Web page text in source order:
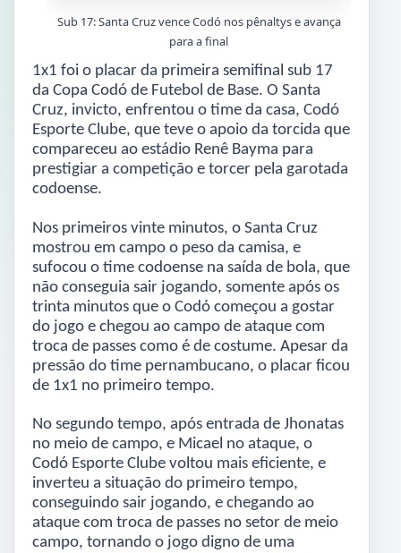
Sub 17: Santa Cruz vence Codó nos pênaltys e avança
para a final
1x1 foi o placar da primeira semifinal sub 17
da Copa Codó de Futebol de Base. O Santa
Cruz, invicto, enfrentou o time da casa, Codó
Esporte Clube, que teve o apoio da torcida que
compareceu ao estádio Renê Bayma para
prestigiar a competição e torcer pela garotada
codoense.
Nos primeiros vinte minutos, o Santa Cruz
mostrou em campo o peso da camisa, e
sufocou o time codoense na saída de bola, que
não conseguia sair jogando, somente após os
trinta minutos que o Codó começou a gostar
do jogo e chegou ao campo de ataque com
troca de passes como é de costume. Apesar da
pressão do time pernambucano, o placar ficou
de 1x1 no primeiro tempo.
No segundo tempo, após entrada de Jhonatas
no meio de campo, e Micael no ataque, o
Codó Esporte Clube voltou mais eficiente, e
inverteu a situação do primeiro tempo,
conseguindo sair jogando, e chegando ao
ataque com troca de passes no setor de meio
campo, tornando o jogo digno de uma